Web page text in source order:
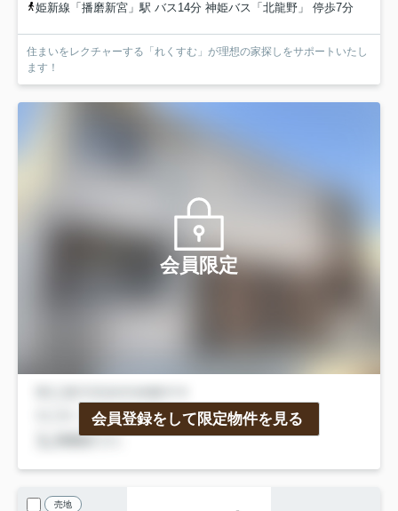
姫新線「播磨新宮」駅 バス14分 神姫バス「北龍野」 停歩7分
住まいをレクチャーする「れくすむ」が理想の家探しをサポートいたし
ます！
会員限定
会員登録をして限定物件を見る
売地